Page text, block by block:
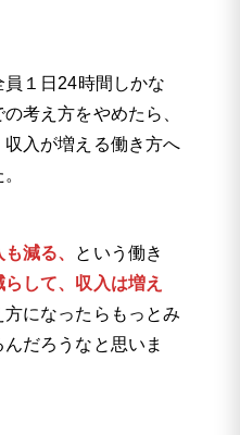
１日24時間しかな
考え方をやめたら、
入が増える働き方へ
減る、 という働き
らして、収入は増え
になったらもっとみ
だろうなと思いま